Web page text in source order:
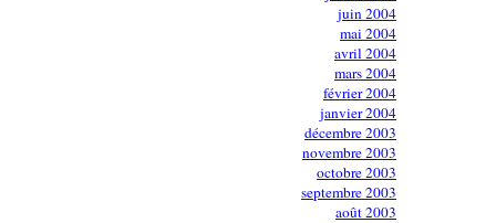
juin 2004
mai 2004
avril 2004
mars 2004
février 2004
janvier 2004
décembre 2003
novembre 2003
octobre 2003
septembre 2003
août 2003